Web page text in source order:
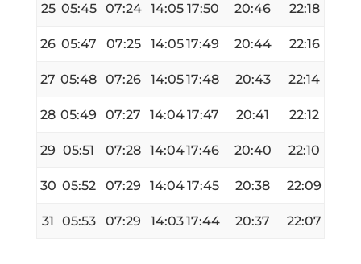
25 05:45 07:24 14:05 17:50 20:46 22:18
26 05:47 07:25 14:0517:49 20:44 22:16
27 05:48 07:26 14:0517:48 20:43 22:14
28 05:49 07:27 14:0417:47 20:41 22:12
29 05:51 07:28 14:0417:46 20:40 22:10
30 05:52 07:29 14:0417:45 20:38 22:09
31 05:53 07:29 14:0317:44 20:37 22:07